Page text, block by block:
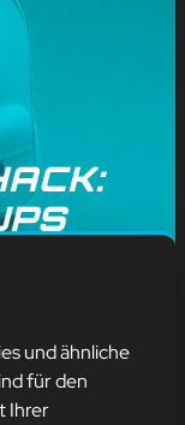
und ähnliche
für den
Ihrer